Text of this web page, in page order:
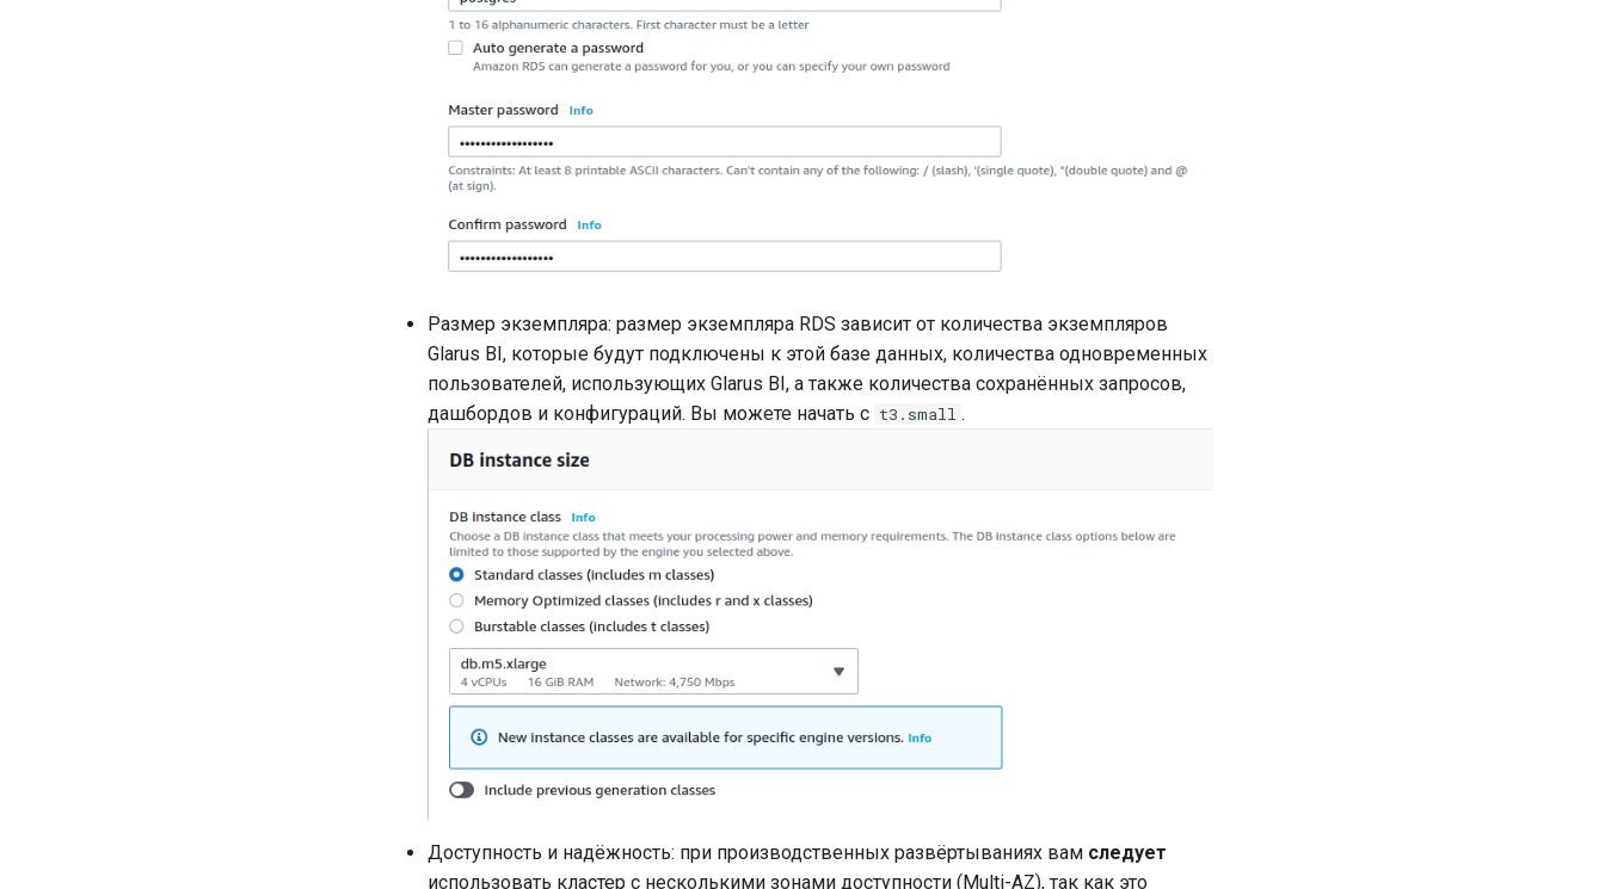
Размер экземпляра: размер экземпляра RDS зависит от количества экземпляров
Glarus BI, которые будут подключены к этой базе данных, количества одновременных
пользователей, использующих Glarus BI, а также количества сохранённых запросов,
дашбордов и конфигураций. Вы можете начать с t3.small .
Доступность и надёжность: при производственных развёртываниях вам следует
использовать кластер с несколькими зонами доступности (Multi-AZ), так как это